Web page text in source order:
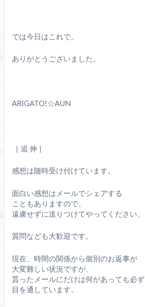
では今日はこれで。
ありがとうございました。
ARIGATO!☆AUN
［ 追 伸 ］
感想は随時受け付けています。
面白い感想はメールでシェアする
こともありますので、
遠慮せずに送りつけてやってください。
質問なども大歓迎です。
現在、時間の関係から個別のお返事が
大変難しい状況ですが、
貰ったメールにだけは何があっても必ず
目を通しています。